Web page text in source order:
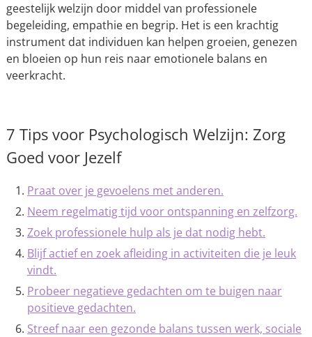
geestelijk welzijn door middel van professionele
begeleiding, empathie en begrip. Het is een krachtig
instrument dat individuen kan helpen groeien, genezen
en bloeien op hun reis naar emotionele balans en
veerkracht.
7 Tips voor Psychologisch Welzijn: Zorg
Goed voor Jezelf
Praat over je gevoelens met anderen.
Neem regelmatig tijd voor ontspanning en zelfzorg.
Zoek professionele hulp als je dat nodig hebt.
Blijf actief en zoek afleiding in activiteiten die je leuk
vindt.
Probeer negatieve gedachten om te buigen naar
positieve gedachten.
Streef naar een gezonde balans tussen werk, sociale